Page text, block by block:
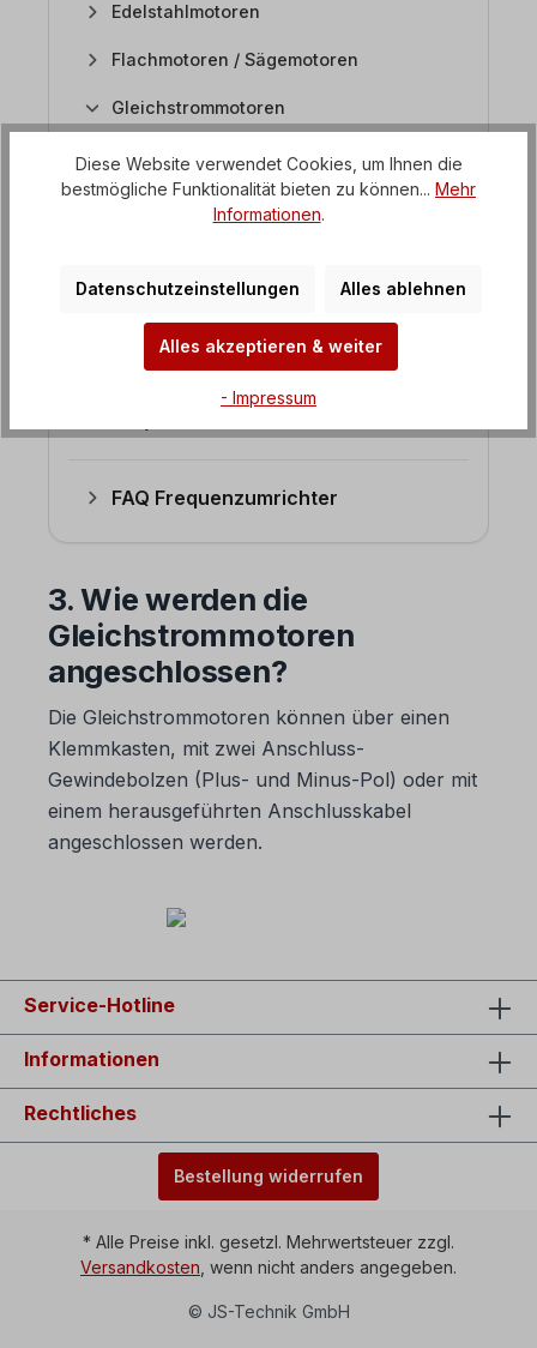
Edelstahlmotoren
Flachmotoren / Sägemotoren
Gleichstrommotoren
Gleichstrommotoren?
2. Sind Gleichstrommotoren mit Getriebe
angeschlossen?
4. Was für Gleichstrommotoren werden
angeboten?
FAQ Frequenzumrichter
3. Wie werden die
Gleichstrommotoren
angeschlossen?
Die Gleichstrommotoren können über einen
Klemmkasten, mit zwei Anschluss-
Gewindebolzen (Plus- und Minus-Pol) oder mit
einem herausgeführten Anschlusskabel
angeschlossen werden.
Service-Hotline
Informationen
Rechtliches
Bestellung widerrufen
* Alle Preise inkl. gesetzl. Mehrwertsteuer zzgl.
Versandkosten , wenn nicht anders angegeben.
© JS-Technik GmbH
Diese Website verwendet Cookies, um Ihnen die
bestmögliche Funktionalität bieten zu können... Mehr
Informationen.
Datenschutzeinstellungen Alles ablehnen
Alles akzeptieren & weiter
- Impressum